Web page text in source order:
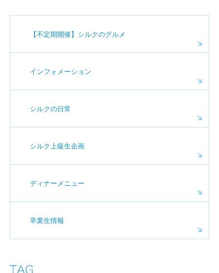
【不定期開催】シルクのグルメ
インフォメーション
シルクの日常
シルク上級生企画
ディナーメニュー
卒業生情報